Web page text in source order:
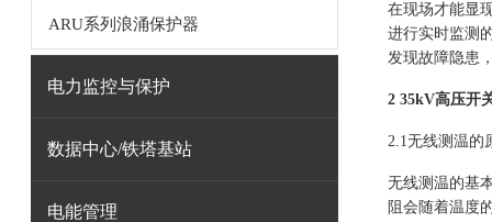
ARU系列浪涌保护器
电力监控与保护
数据中心/铁塔基站
电能管理
在现场才能显
进行实时监测
发现故障隐患
2 35kV高压开
2.1无线测温的
无线测温的基
阻会随着温度